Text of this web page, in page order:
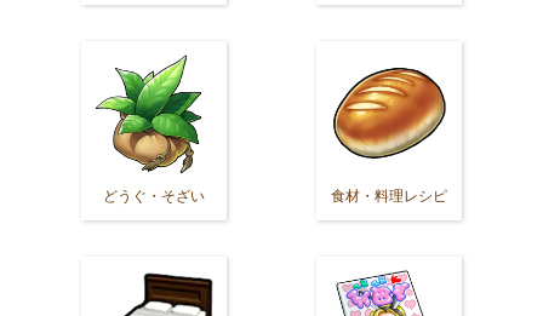
どうぐ・そざい 食材・料理レシピ